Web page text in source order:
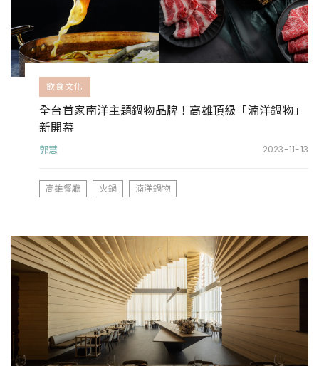
飲食文化
全台首家南洋主題鍋物品牌！高雄頂級「湳洋鍋物」
新開幕
郭慧 2023-11-13
高雄餐廳 火鍋 湳洋鍋物